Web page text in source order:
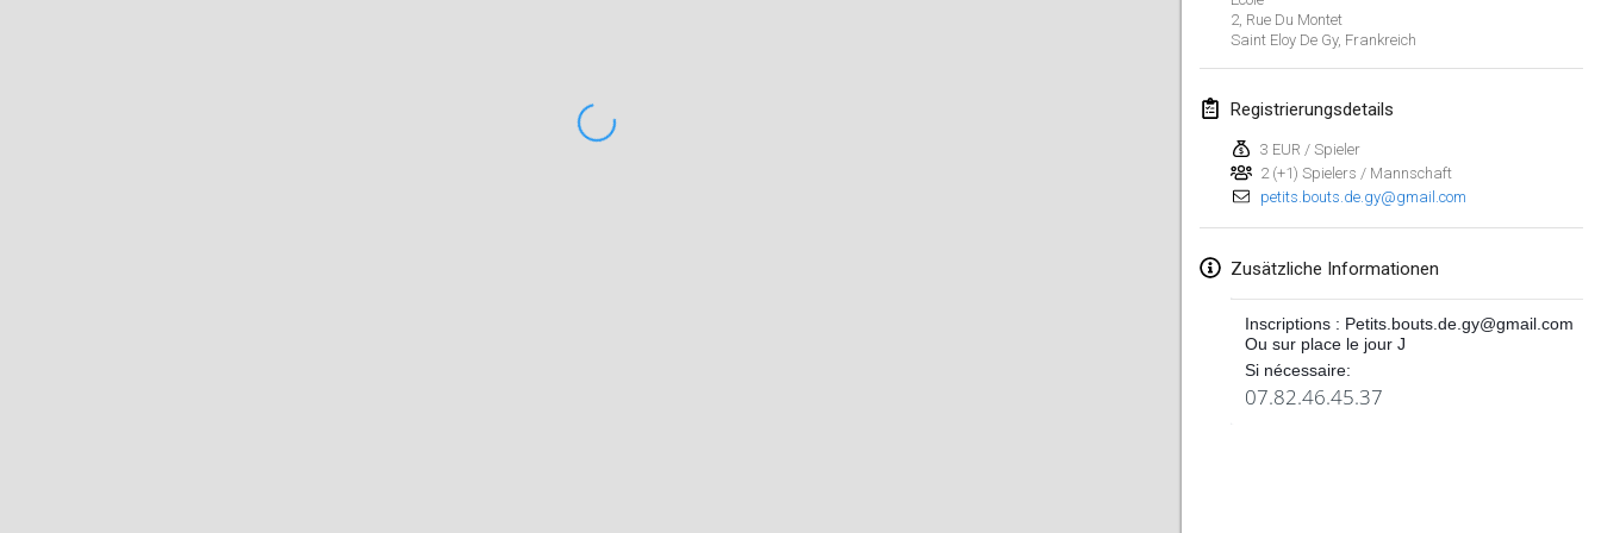
2, Rue Du Montet
Saint Eloy De Gy, Frankreich
Registrierungsdetails
3 EUR / Spieler
2 (+1) Spielers / Mannschaft
petits.bouts.de.gy@gmail.com
Zusätzliche Informationen
Inscriptions : Petits.bouts.de.gy@gmail.com
Ou sur place le jour J
Si nécessaire:
07.82.46.45.37
Lumi Mölkky
Tournoi de la St Valentin
10. Feb. 2018|
Faschings-Mölkky
11. Feb. 2018|Deutschland
24. Feb. 2018|Tschechische
Republik